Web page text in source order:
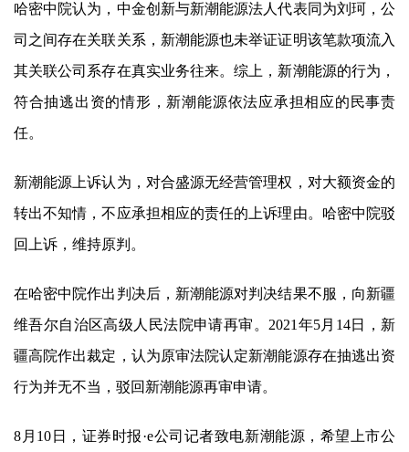
哈密中院认为，中金创新与新潮能源法人代表同为刘珂，公
司之间存在关联关系， 新潮能源也未举证证明该笔款项流入
其关联公司系存在真实业务往来。综上， 新潮能源的行为，
符合抽逃出资的情形， 新潮能源依法应承担相应的民事责
任。
新潮能源 上诉认为，对合盛源无经营管理权，对大额资金的
转出不知情，不应承担相应的责任的上诉理由。哈密中院驳
回上诉，维持原判。
在哈密中院作出判决后， 新潮能源对判决结果不服，向新疆
维吾尔自治区高级人民法院申请再审。2021年5月14日，新
疆高院作出裁定，认为原审法院认定新潮能源存在抽逃出资
行为并无不当，驳回 新潮能源再审申请。
8月10日，证券时报·e公司记者致电新潮能源 ，希望上市公